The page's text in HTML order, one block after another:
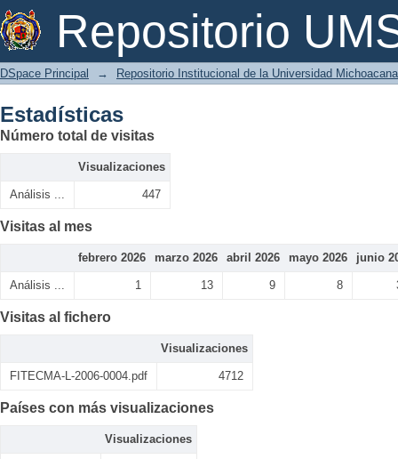
Repositorio
Estadísticas
DSpace Principal → Repositorio Institucional de la Universidad
Estadísticas
Número total de visitas
Visualizaciones
Análisis ... 447
Visitas al mes
febrero 2026 marzo 2026 abril 2026 mayo 2026 junio
Análisis ... 1 13 9 8
Visitas al fichero
Visualizaciones
FITECMA-L-2006-0004.pdf 4712
Países con más visualizaciones
Visualizaciones